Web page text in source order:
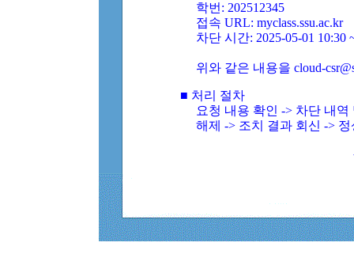
학번: 202512345
접속 URL: myclass.ssu.ac.kr
차단 시간: 2025-05-01 10:30
위와 같은 내용을 cloud-
■ 처리 절차
요청 내용 확인 -> 차단 내
해제 -> 조치 결과 회신 ->